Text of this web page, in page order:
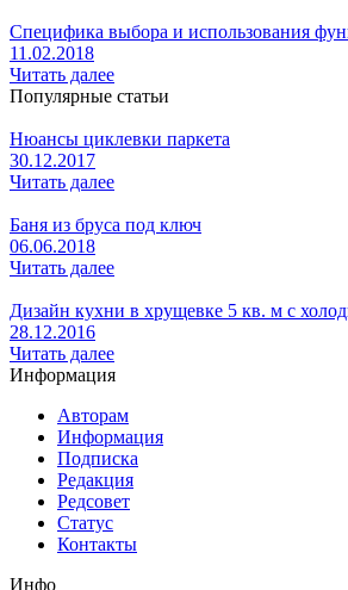
Специфика выбора и использования
11.02.2018
Читать далее
Популярные статьи
Нюансы циклевки паркета
30.12.2017
Читать далее
Баня из бруса под ключ
06.06.2018
Читать далее
Дизайн кухни в хрущевке 5 кв. м с
28.12.2016
Читать далее
Информация
Авторам
Информация
Подписка
Редакция
Редсовет
Статус
Контакты
Инфо